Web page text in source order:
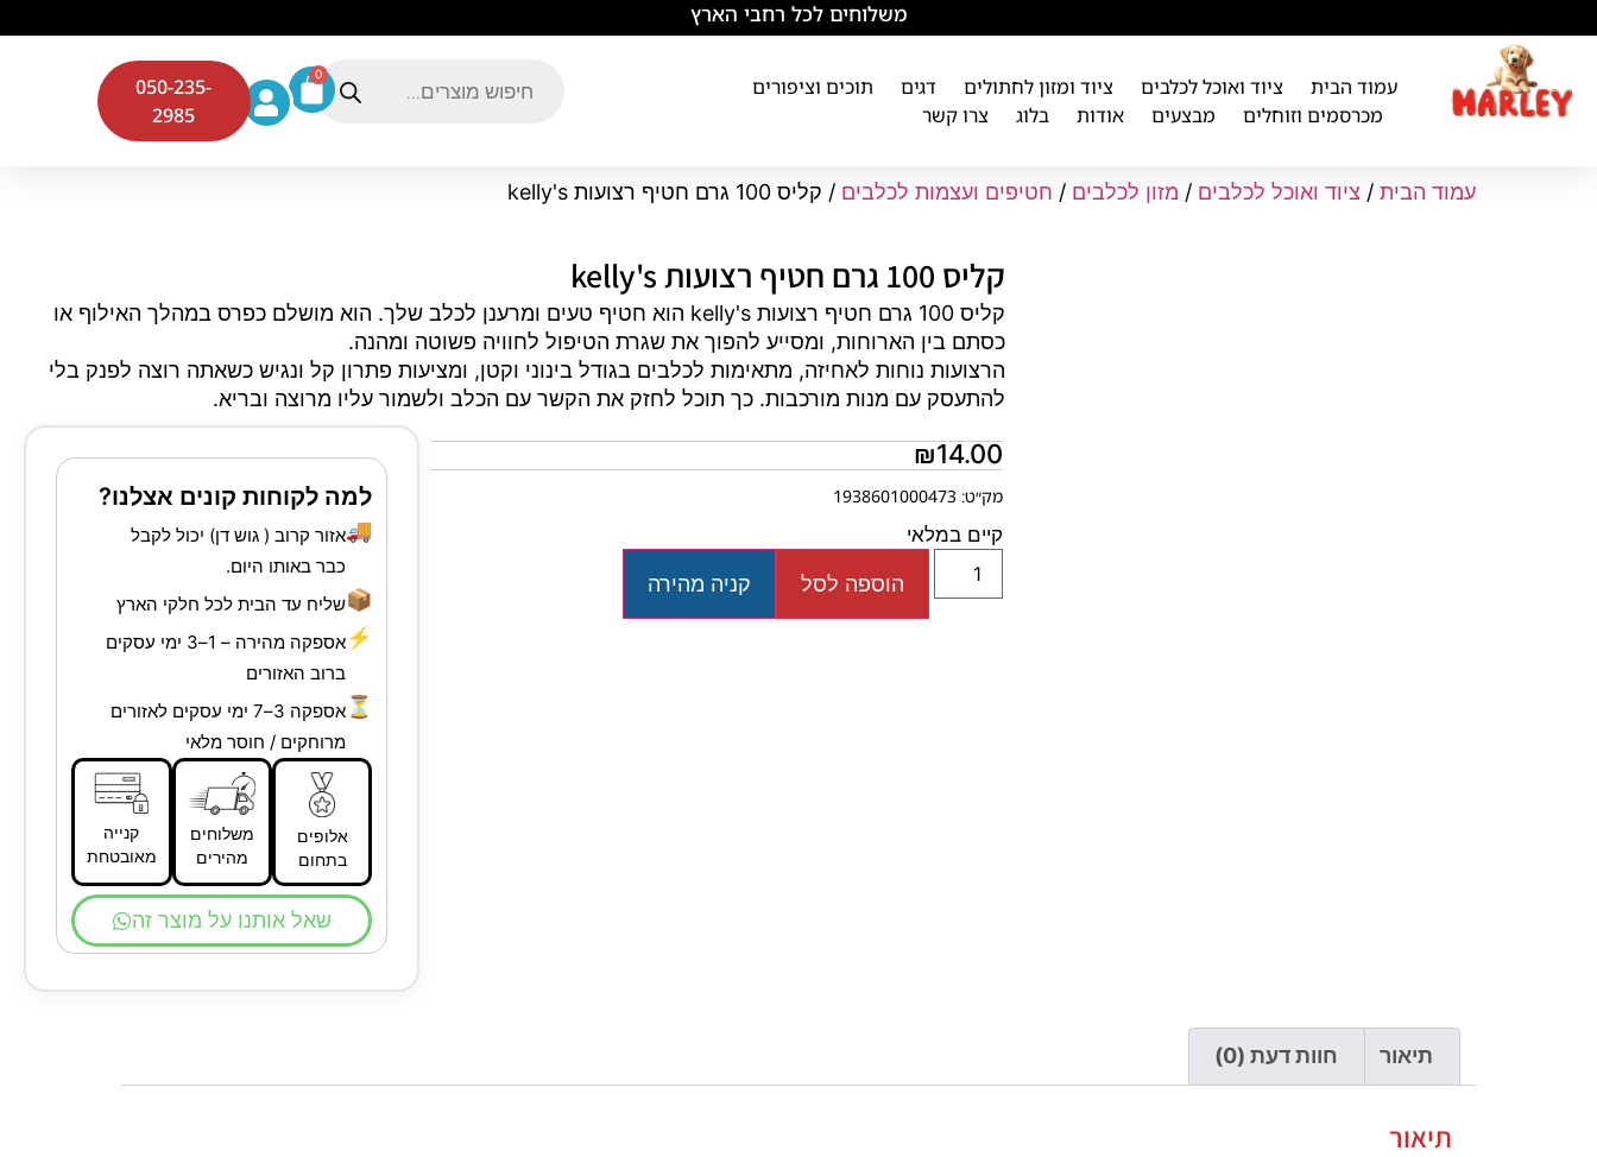
משלוחים לכל רחבי הארץ
עמוד הבית ציוד ואוכל לכלבים ציוד ומזון לחתולים דגים
תוכים וציפורים
מכרסמים וזוחלים
מבצעים אודות בלוג צרו קשר
0
050-235-
2985
עמוד הבית / ציוד ואוכל לכלבים / מזון לכלבים / חטיפים ועצמות לכלבים / קליס 100 גרם חטיף רצועות kelly's
קליס 100 גרם חטיף רצועות kelly's
קליס 100 גרם חטיף רצועות kelly's הוא חטיף טעים ומרענן לכלב שלך. הוא מושלם כפרס במהלך האילוף או
כסתם בין הארוחות, ומסייע להפוך את שגרת הטיפול לחוויה פשוטה ומהנה.
הרצועות נוחות לאחיזה, מתאימות לכלבים בגודל בינוני וקטן, ומציעות פתרון קל ונגיש כשאתה רוצה לפנק בלי
להתעסק עם מנות מורכבות. כך תוכל לחזק את הקשר עם הכלב ולשמור עליו מרוצה ובריא.
₪14.00
מק״ט: 1938601000473
קיים במלאי
הוספה לסל קניה מהירה
למה לקוחות קונים אצלנו?
🚚אזור קרוב ( גוש דן) יכול לקבל
כבר באותו היום.
📦שליח עד הבית לכל חלקי הארץ
⚡
אספקה מהירה – 1–3 ימי עסקים
ברוב האזורים
⏳
אספקה 3–7 ימי עסקים לאזורים
מרוחקים / חוסר מלאי
אלופים
בתחום
משלוחים
מהירים
קנייה
מאובטחת
שאל אותנו על מוצר זה
תיאור חוות דעת (0)
תיאור